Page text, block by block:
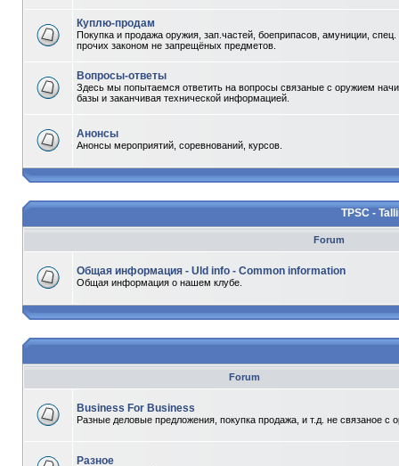
Куплю-продам
Покупка и продажа оружия, зап.частей, боеприпасов, амуниции, спец.
прочих законом не запрещёных предметов.
Вопросы-ответы
Здесь мы попытаемся ответить на вопросы связаные с оружием
базы и заканчивая технической информацией.
Анонсы
Анонсы мероприятий, соревнований, курсов.
TPSC -
Forum
Общая информация - Uld info - Common information
Общая информация о нашем клубе.
Forum
Business For Business
Разные деловые предложения, покупка продажа, и т.д. не связаное с
Разное